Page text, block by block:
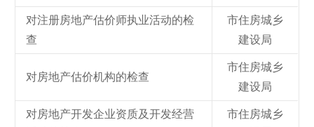
对注册房地产估价师执业活动的检
查
市住房城乡
建设局
对房地产估价机构的检查
市住房城乡
建设局
对房地产开发企业资质及开发经营
市住房城乡